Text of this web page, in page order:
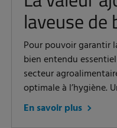
laveuse de
Pour pouvoir garantir
bien entendu
secteur
optimale à l’hygiène.
En savoir plus